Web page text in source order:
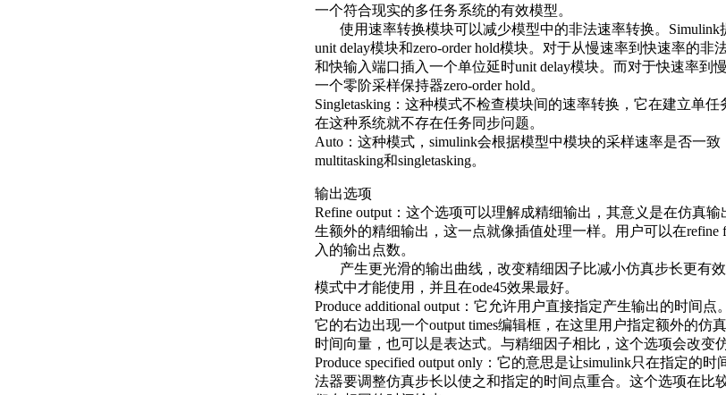
一个符合现实的多任务系统的有效模型。
使用速率转换模块可以减少模型中的非法速率转换。Simulink
unit delay模块和zero-order hold模块。对于从慢速率到快速率的非
和快输入端口插入一个单位延时unit delay模块。而对于快速率到
一个零阶采样保持器zero-order hold。
Singletasking：这种模式不检查模块间的速率转换，它在建立单任
在这种系统就不存在任务同步问题。
Auto：这种模式，simulink会根据模型中模块的采样速率是否一致
multitasking和singletasking。
输出选项
Refine output：这个选项可以理解成精细输出，其意义是在仿真
生额外的精细输出，这一点就像插值处理一样。用户可以在refine
入的输出点数。
产生更光滑的输出曲线，改变精细因子比减小仿真步长更有
模式中才能使用，并且在ode45效果最好。
Produce additional output：它允许用户直接指定产生输出的时间
它的右边出现一个output times编辑框，在这里用户指定额外的仿
时间向量，也可以是表达式。与精细因子相比，这个选项会改变
Produce specified output only：它的意思是让simulink只在指定的
法器要调整仿真步长以使之和指定的时间点重合。这个选项在比